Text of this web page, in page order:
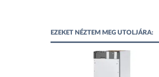
EZEKET NÉZTEM MEG UTOLJÁRA: